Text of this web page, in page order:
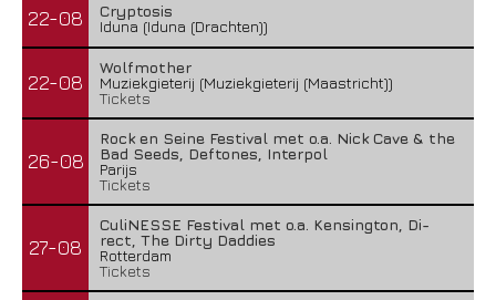
22-08
Cryptosis
Iduna (Iduna (Drachten))
22-08
Wolfmother
Muziekgieterij (Muziekgieterij (Maastricht))
Tickets
26-08
Rock en Seine Festival met o.a. Nick Cave & the
Bad Seeds, Deftones, Interpol
Parijs
Tickets
27-08
CuliNESSE Festival met o.a. Kensington, Di-
rect, The Dirty Daddies
Rotterdam
Tickets